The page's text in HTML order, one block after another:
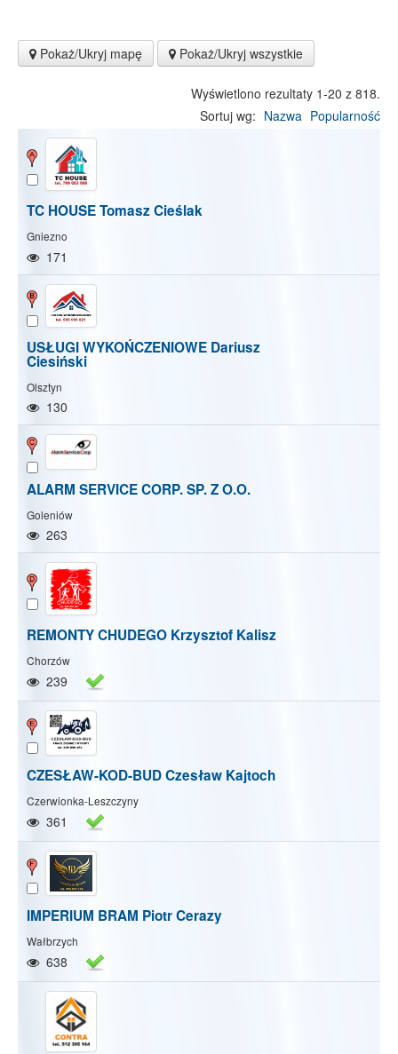
Pokaż/Ukryj mapę Pokaż/Ukryj wszystkie
Pokaż/Ukryj mapę Pokaż/Ukryj wszystkie
Wyświetlono rezultaty 1-20 z 818.
Sortuj wg: Nazwa Popularność
TC HOUSE Tomasz Cieślak
Gniezno
171
USŁUGI WYKOŃCZENIOWE Dariusz
Ciesiński
Olsztyn
130
ALARM SERVICE CORP. SP. Z O.O.
Goleniów
263
REMONTY CHUDEGO Krzysztof Kalisz
Chorzów
239
CZESŁAW-KOD-BUD Czesław Kajtoch
Czerwionka-Leszczyny
361
IMPERIUM BRAM Piotr Cerazy
Wałbrzych
638